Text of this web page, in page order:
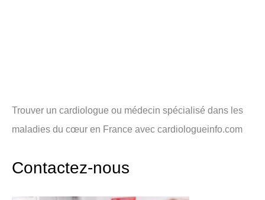
Trouver un cardiologue ou médecin spécialisé dans les
maladies du cœur en France avec cardiologueinfo.com
Contactez-nous